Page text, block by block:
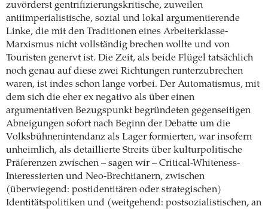
zuvörderst gentrifizierungskritische, zuweilen
antiimperialistische, sozial und lokal argumentierende
Linke, die mit den Traditionen eines Arbeiterklasse-
Marxismus nicht vollständig brechen wollte und von
Touristen genervt ist. Die Zeit, als beide Flügel tatsächlich
noch genau auf diese zwei Richtungen runterzubrechen
waren, ist indes schon lange vorbei. Der Automatismus, mit
dem sich die eher ex negativo als über einen
argumentativen Bezugspunkt begründeten gegenseitigen
Abneigungen sofort nach Beginn der Debatte um die
Volksbühnenintendanz als Lager formierten, war insofern
unheimlich, als detaillierte Streits über kulturpolitische
Präferenzen zwischen – sagen wir – Critical-Whiteness-
Interessierten und Neo-Brechtianern, zwischen
(überwiegend: postidentitären oder strategischen)
Identitätspolitiken und (weitgehend: postsozialistischen, an